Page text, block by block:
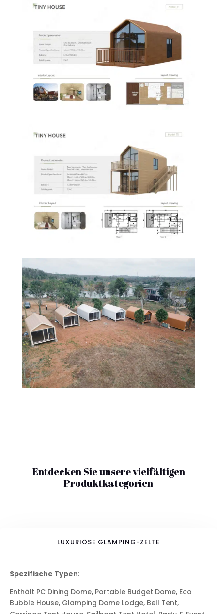
Entdecken Sie unsere vielfältigen
Produktkategorien
LUXURIÖSE GLAMPING-ZELTE
Spezifische Typen:
Enthält PC Dining Dome, Portable Budget Dome, Eco
Bubble House, Glamping Dome Lodge, Bell Tent,